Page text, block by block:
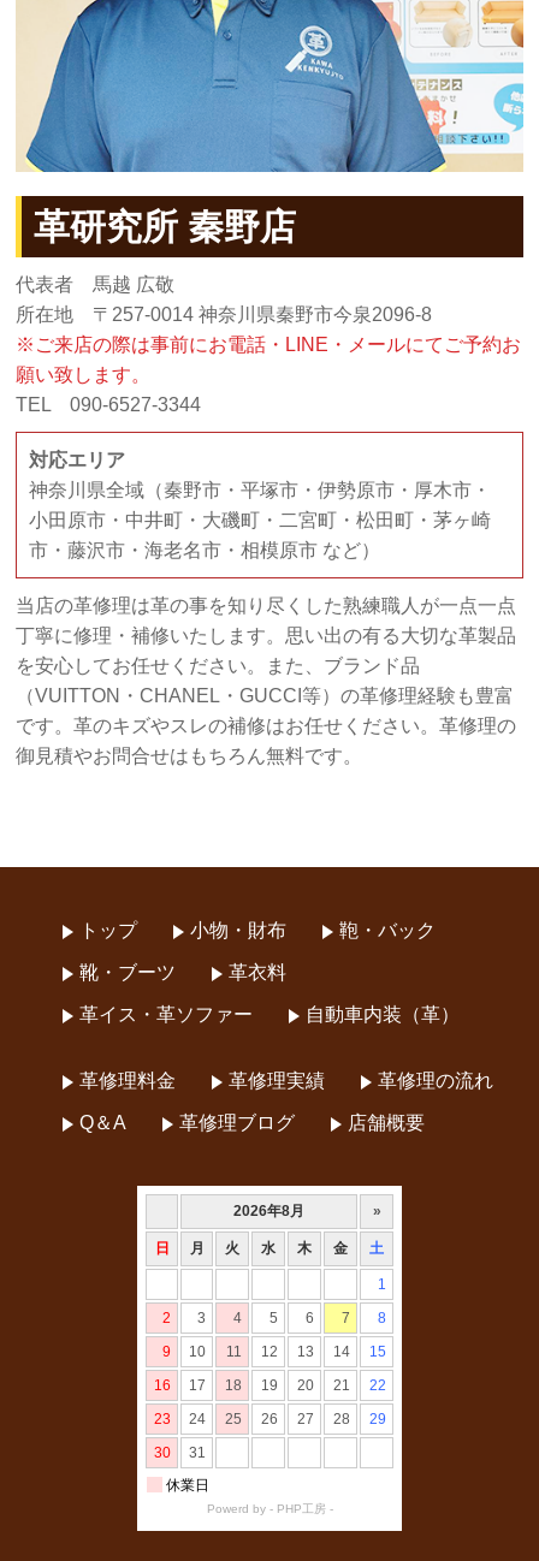
革研究所 秦野店
代表者 馬越 広敬
所在地 〒257-0014 神奈川県秦野市今泉2096-8
※ご来店の際は事前にお電話・LINE・メールにてご予約お
願い致します。
TEL 090-6527-3344
対応エリア
神奈川県全域（秦野市・平塚市・伊勢原市・厚木市・
小田原市・中井町・大磯町・二宮町・松田町・茅ヶ崎
市・藤沢市・海老名市・相模原市 など）
当店の革修理は革の事を知り尽くした熟練職人が一点一点
丁寧に修理・補修いたします。思い出の有る大切な革製品
を安心してお任せください。また、ブランド品
（VUITTON・CHANEL・GUCCI等）の革修理経験も豊富
です。革のキズやスレの補修はお任せください。革修理の
御見積やお問合せはもちろん無料です。
トップ 小物・財布 鞄・バック
靴・ブーツ 革衣料
革イス・革ソファー 自動車内装（革）
革修理料金 革修理実績 革修理の流れ
Q＆A 革修理ブログ 店舗概要